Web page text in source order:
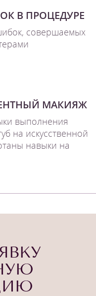
В ПРОЦЕДУРЕ
совершаемых
МАКИЯЖ
выполнения
на искусственной
навыки на